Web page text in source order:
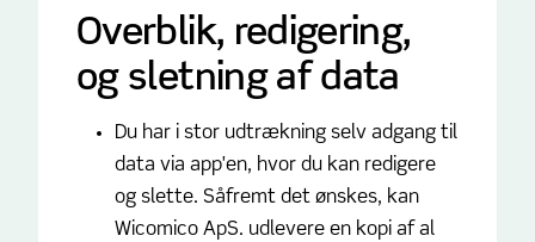
Overblik, redigering,
og sletning af data
Du har i stor udtrækning selv adgang til
data via app'en, hvor du kan redigere
og slette. Såfremt det ønskes, kan
Wicomico ApS. udlevere en kopi af al